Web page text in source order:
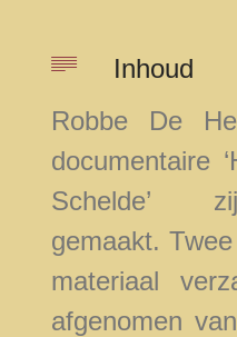
Inhoud
Robbe De
documentaire
Schelde’
gemaakt.
materiaal
afgenomen